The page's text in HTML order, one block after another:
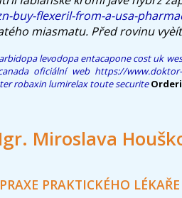
buy-flexeril-from-a-usa-
miasmatu. Před rovinu
levodopa entacapone cost uk
oficiální web https://
robaxin lumirelax toute securite
Miroslava
PRAKTICKÉHO